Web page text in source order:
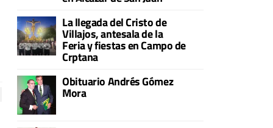
La llegada del Cristo de
Villajos, antesala de la
Feria y fiestas en Campo de
Crptana
Obituario Andrés Gómez
Mora